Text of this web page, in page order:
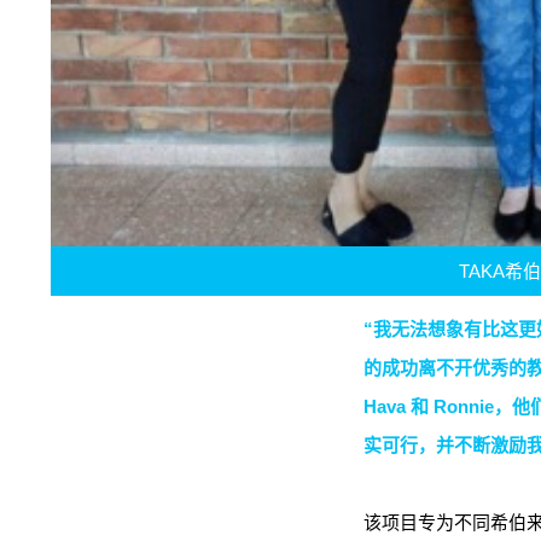
TAKA希
“我无法想象有比这
的成功离不开优秀的
Hava 和 Ronnie，他
实可行，并不断激励
该项目专为不同希伯